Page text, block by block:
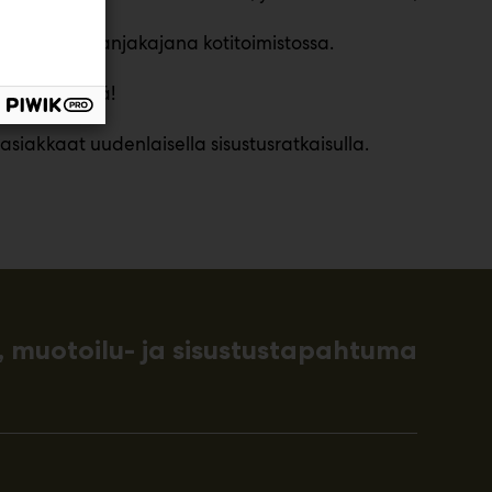
tai tilanjakajana kotitoimistossa.
näkyä!
uudenlaisella sisustusratkaisulla.
ja sisustustapahtuma